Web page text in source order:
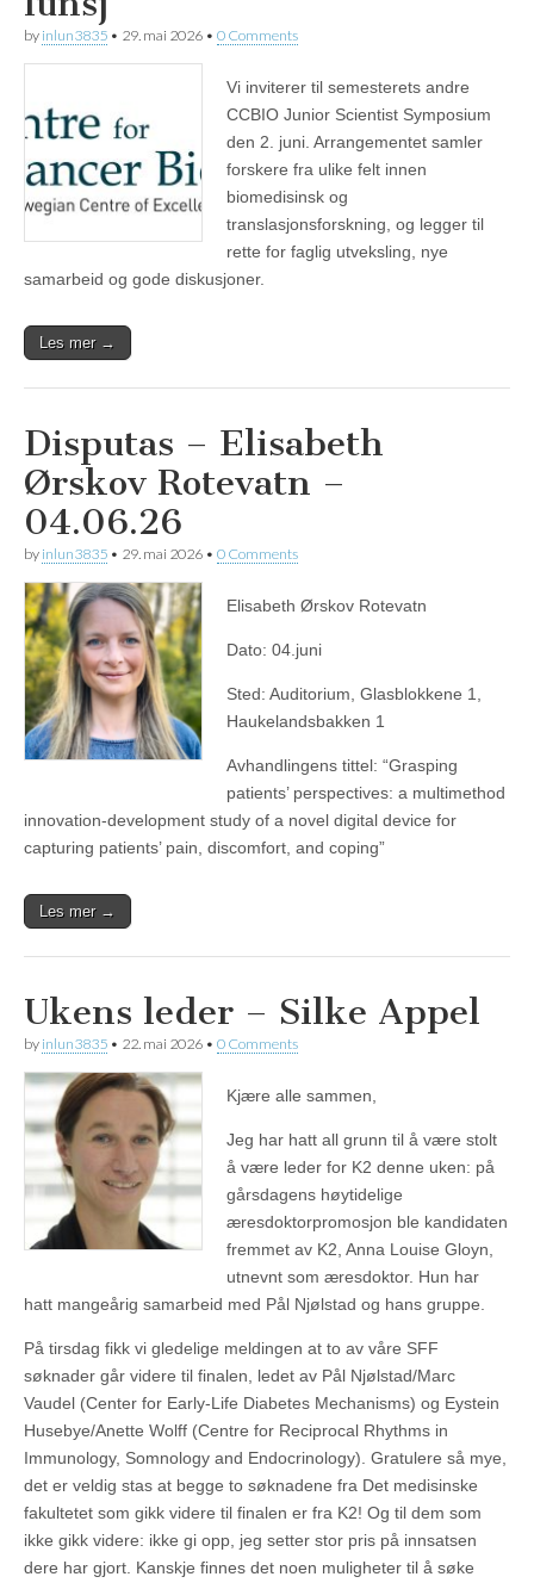
by inlun3835 • 29. mai 2026 • 0 Comments
Vi inviterer til semesterets andre
CCBIO Junior Scientist Symposium
den 2. juni. Arrangementet samler
forskere fra ulike felt innen
biomedisinsk og
translasjonsforskning, og legger til
rette for faglig utveksling, nye
samarbeid og gode diskusjoner.
Les mer →
Disputas – Elisabeth
Ørskov Rotevatn –
04.06.26
by inlun3835 • 29. mai 2026 • 0 Comments
Elisabeth Ørskov Rotevatn
Dato: 04.juni
Sted: Auditorium, Glasblokkene 1,
Haukelandsbakken 1
Avhandlingens tittel: “Grasping
patients’ perspectives: a multimethod
innovation-development study of a novel digital device for
capturing patients’ pain, discomfort, and coping”
Les mer →
Ukens leder – Silke Appel
by inlun3835 • 22. mai 2026 • 0 Comments
Kjære alle sammen,
Jeg har hatt all grunn til å være stolt
å være leder for K2 denne uken: på
gårsdagens høytidelige
æresdoktorpromosjon ble kandidaten
fremmet av K2, Anna Louise Gloyn,
utnevnt som æresdoktor. Hun har
hatt mangeårig samarbeid med Pål Njølstad og hans gruppe.
På tirsdag fikk vi gledelige meldingen at to av våre SFF
søknader går videre til finalen, ledet av Pål Njølstad/Marc
Vaudel (Center for Early-Life Diabetes Mechanisms) og Eystein
Husebye/Anette Wolff (Centre for Reciprocal Rhythms in
Immunology, Somnology and Endocrinology). Gratulere så mye,
det er veldig stas at begge to søknadene fra Det medisinske
fakultetet som gikk videre til finalen er fra K2! Og til dem som
ikke gikk videre: ikke gi opp, jeg setter stor pris på innsatsen
dere har gjort. Kanskje finnes det noen muligheter til å søke